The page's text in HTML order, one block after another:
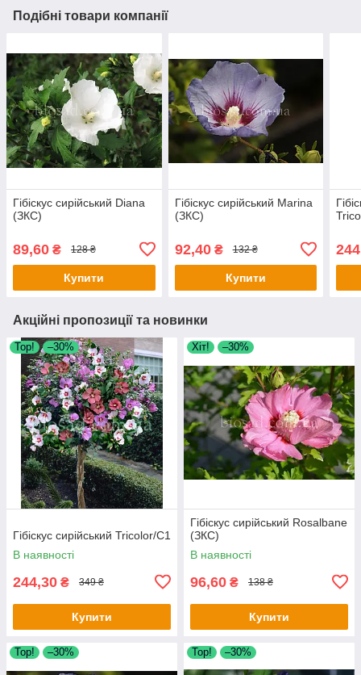
Подібні товари компанії
Гібіскус сирійський Diana
(ЗКС)
89,60 ₴ 128 ₴
Купити
Гібіскус сирійський Marina
(ЗКС)
92,40₴ 132 ₴
Купити
Акційні пропозиції та новинки
Тор! –30%
Гібіскус сирійський Tricolor/C1
В наявності
244,30 ₴ 349 ₴
Купити
Хіт! –30%
Гібіскус сирійський Rosalbane
(ЗКС)
В наявності
96,60 ₴ 138 ₴
Купити
Тор! –30% Тор! –30%